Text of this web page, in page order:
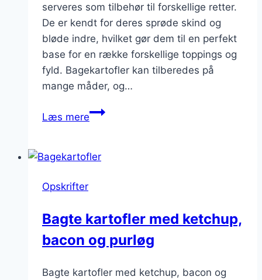
serveres som tilbehør til forskellige retter.
De er kendt for deres sprøde skind og
bløde indre, hvilket gør dem til en perfekt
base for en række forskellige toppings og
fyld. Bagekartofler kan tilberedes på
mange måder, og…
Læs mereBagekartofler
og
Opskrifter
Bagte kartofler med ketchup,
bacon og purløg
Bagte kartofler med ketchup, bacon og